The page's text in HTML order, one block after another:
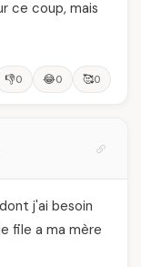
ce coup, mais
👎0 😂0 🥰0
j'ai besoin
file a ma mère